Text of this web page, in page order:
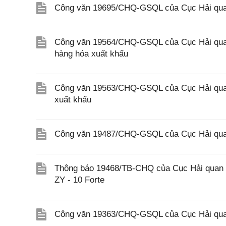
Công văn 19695/CHQ-GSQL của Cục Hải
Công văn 19564/CHQ-GSQL của Cục Hải
hàng hóa xuất khẩu
Công văn 19563/CHQ-GSQL của Cục Hải
xuất khẩu
Công văn 19487/CHQ-GSQL của Cục Hải
Thông báo 19468/TB-CHQ của Cục Hải
ZY - 10 Forte
Công văn 19363/CHQ-GSQL của Cục Hải